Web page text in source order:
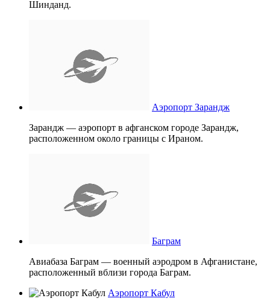
Шинданд.
Аэропорт Зарандж
Зарандж — аэропорт в афганском городе Зарандж,
расположенном около границы с Ираном.
Баграм
Авиабаза Баграм — военный аэродром в Афганистане,
расположенный вблизи города Баграм.
Аэропорт Кабул